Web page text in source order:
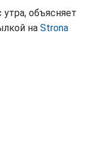
объясняет
на Strona